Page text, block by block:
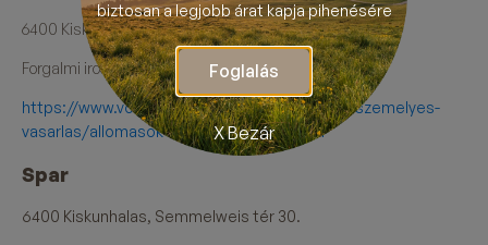
6400 Kiskunhalas, Május 1. Tér 9.
Forgalmi iroda telefonszáma:+36-77-422-759
https://www.volanbusz.hu/hu/jegy-es-berlet/szemelyes-
vasarlas/allomasok-es-penztarak/info/141
Spar
6400 Kiskunhalas, Semmelweis tér 30.
biztosan a legjobb árat kapja pihenésére
Foglalás
X Bezár